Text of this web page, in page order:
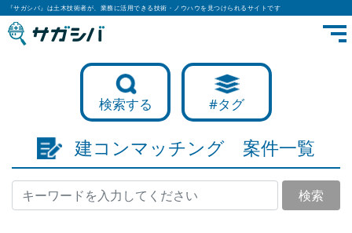
『サガシバ』は土木技術者が、業務に活用できる技術・ノウハウを見つけられるサイトです
検索する #タグ
建コンマッチング 案件一覧
検索